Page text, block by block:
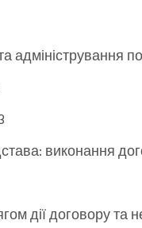
адміністрування
виконання
дії договору та